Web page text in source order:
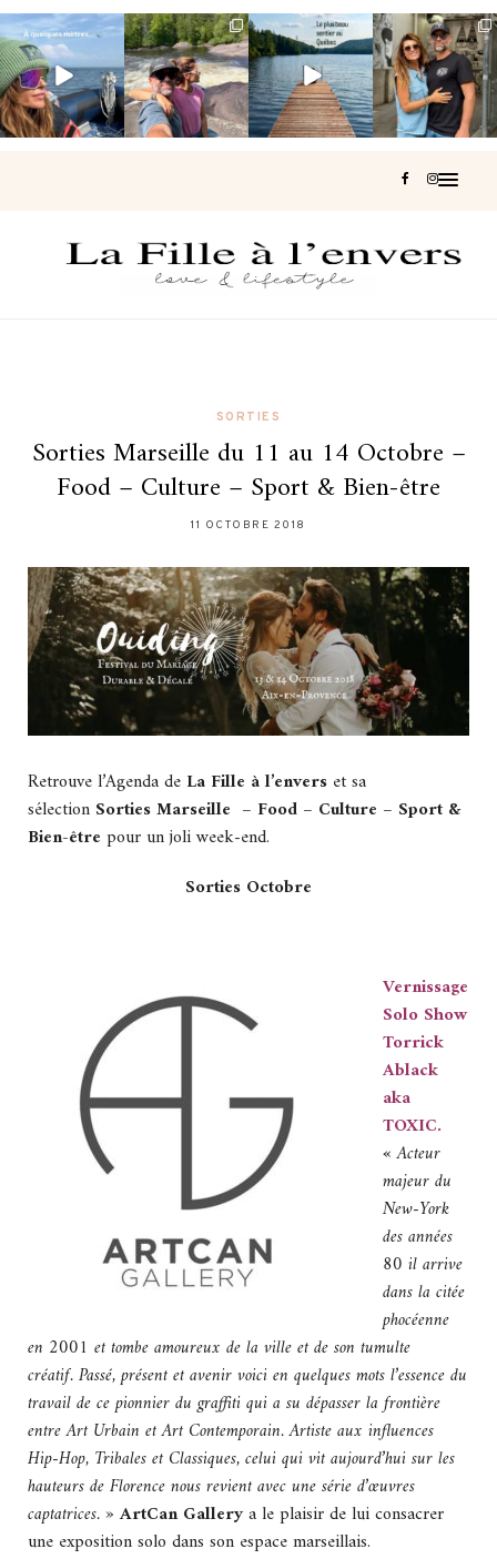
Voir une baleine
en photo, c’est
impressionnant
🐋...
Les Laurentides,
le Québec
version nature.
...
Et si je te disais
qu’il existe un
sentier où tu...
126 37
Montréal, une
très belle
surprise 🇨🇦
442
SORTIES
Sorties Marseille du 11 au 14 Octobre –
Food – Culture – Sport & Bien-être
11 OCTOBRE 2018
Retrouve l’Agenda de La Fille à l’envers et sa
sélection Sorties Marseille – Food – Culture – Sport &
Bien-être pour un joli week-end.
Sorties Octobre
Vernissage
Solo Show
Torrick
Ablack
aka
TOXIC.
«Acteur
majeur du
New-York
des années
80 il arrive
dans la citée
phocéenne
en 2001 et tombe amoureux de la ville et de son tumulte
créatif. Passé, présent et avenir voici en quelques mots l’essence du
travail de ce pionnier du graffiti qui a su dépasser la frontière
entre Art Urbain et Art Contemporain. Artiste aux influences
Hip-Hop, Tribales et Classiques, celui qui vit aujourd’hui sur les
hauteurs de Florence nous revient avec une série d’œuvres
captatrices. » ArtCan Gallerya le plaisir de lui consacrer
une exposition solo dans son espace marseillais.